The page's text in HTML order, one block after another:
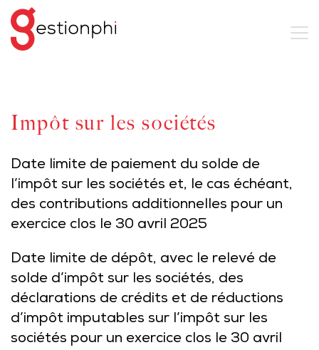
Impôt sur les sociétés
Date limite de paiement du solde de
l’impôt sur les sociétés et, le cas échéant,
des contributions additionnelles pour un
exercice clos le 30 avril 2025
Date limite de dépôt, avec le relevé de
solde d’impôt sur les sociétés, des
déclarations de crédits et de réductions
d’impôt imputables sur l’impôt sur les
sociétés pour un exercice clos le 30 avril